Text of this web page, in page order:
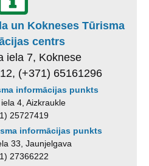
un Kokneses Tūrisma
centrs
iela 7, Koknese
(+371) 65161296
informācijas punkts
4, Aizkraukle
25727419
informācijas punkts
33, Jaunjelgava
27366222